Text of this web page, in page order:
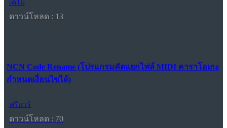
เดโม
ดาวน์โหลด : 13
NCN Code Rename (โปรแกรมคัดแยกไฟล์ MIDI คาราโอเกะ
กำหนดเงื่อนไขได้)
ฟรีแวร์
ดาวน์โหลด : 70